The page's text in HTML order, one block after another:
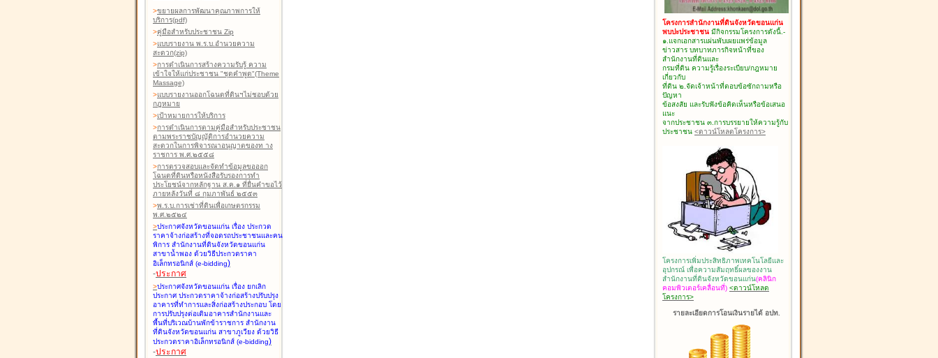
>ขยายผลการพัฒนาคุณภาพการให้
บริการ(pdf)
>คู่มือสำหรับประชาชน Zip
>แบบรายงาน พ.ร.บ.อำนวยความ
สะดวก(zip)
>การดำเนินการสร้างความรับรู้ ความ
เข้าใจให้แก่ประชาชน "ชุดคำพูด"(Theme
Massage)
>แบบรายงานออกโฉนดที่ดินฯไม่ชอบด้วย
กฎหมาย
>เป้าหมายการให้บริการ
>การดำเนินการตามคู่มือสำหรับประชาชน
ตามพระราชบัญญัติการอำนวยความ
สะดวกในการพิจารณาอนุญาตของท าง
ราชการ พ.ศ.๒๕๕๘
>การตรวจสอบและจัดทำข้อมูลขอออก
โฉนดที่ดินหรือหนังสือรับรองการทำ
ประโยชน์จากหลักฐาน ส.ค.๑ ที่ยื่นคำขอไว้
ภายหลังวันที่ ๘ กุมภาพันธ์ ๒๕๕๓
>พ.ร.บ.การเช่าที่ดินเพื่อเกษตรกรรม
พ.ศ.๒๕๒๔
>ประกาศจังหวัดขอนแก่น เรื่อง ประกวด
ราคาจ้างก่อสร้างที่จอดรถประชาชนและคน
พิการ สำนักงานที่ดินจังหวัดขอนแก่น
สาขาน้ำพอง ด้วยวิธีประกวดราคา
อิเล็กทรอนิกส์ (e-bidding)
-ประกาศ
>ประกาศจังหวัดขอนแก่น เรื่อง ยกเลิก
ประกาศ ประกวดราคาจ้างก่อสร้างปรับปรุง
อาคารที่ทำการและสิ่งก่อสร้างประกอบ โดย
การปรับปรุงต่อเติมอาคารสำนักงานและ
พื้นที่บริเวณบ้านพักข้าราชการ สำนักงาน
ที่ดินจังหวัดขอนแก่น สาขาภูเวียง ด้วยวิธี
ประกวดราคาอิเล็กทรอนิกส์ (e-bidding)
-ประกาศ
โครงการสำนักงานที่ดินจังหวัดขอนแก่น
พบปะประชาชน มีกิจกรรมโครงการดังนี้.-
๑.แจกเอกสารแผ่นพับเผยแพร่ข้อมูล
ข่าวสาร บทบาทภารกิจหน้าที่ของ
สำนักงานที่ดินและ
กรมที่ดิน ความรู้เรื่องระเบียบ/กฎหมาย
เกี่ยวกับ
ที่ดิน ๒.จัดเจ้าหน้าที่ตอบข้อซักถามหรือ
ปัญหา
ข้อสงสัย และรับฟังข้อคิดเห็นหรือข้อเสนอ
แนะ
จากประชาชน ๓.การบรรยายให้ความรู้กับ
ประชาชน <ดาวน์โหลดโครงการ>
โครงการเพิ่มประสิทธิภาพเทคโนโลยีและ
อุปกรณ์ เพื่อความสัมฤทธิ์ผลของงาน
สำนักงานที่ดินจังหวัดขอนแก่น(คลินิก
คอมพิวเตอร์เคลื่อนที่) <ดาวน์โหลด
โครงการ>
รายละเอียดการโอนเงินรายได้ อปท.